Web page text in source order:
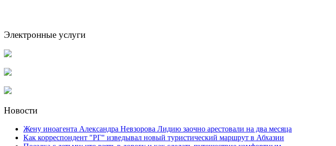
Электронные услуги
Новости
Жену иноагента Александра Невзорова Лидию заочно арестовали на два месяца
Как корреспондент "РГ" изведывал новый туристический маршрут в Абхазии